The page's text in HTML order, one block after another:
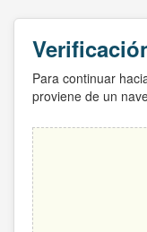
Para continuar
proviene de un